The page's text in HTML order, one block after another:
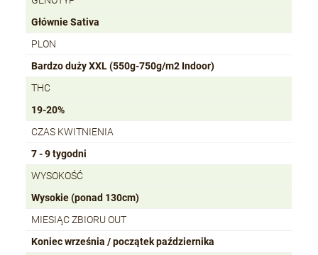
Głównie Sativa
PLON
Bardzo duży XXL (550g-750g/m2 Indoor)
THC
19-20%
CZAS KWITNIENIA
7 - 9 tygodni
WYSOKOŚĆ
Wysokie (ponad 130cm)
MIESIĄC ZBIORU OUT
Koniec września / początek października